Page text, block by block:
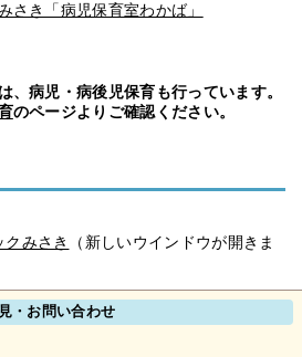
さき「病児保育室わかば」
、病児・病後児保育も行っています。
のページよりご確認ください。
みさき
（新しいウインドウが開きま
・お問い合わせ